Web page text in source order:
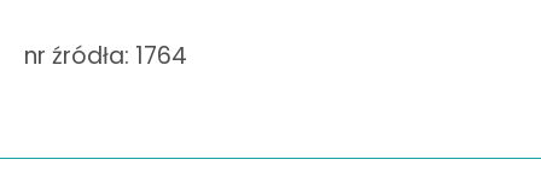
nr źródła: 1764